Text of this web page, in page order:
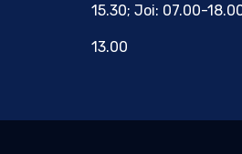
15.30; Joi: 07.00-
13.00